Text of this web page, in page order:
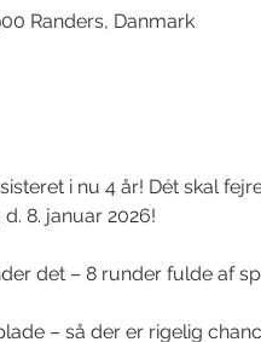
Randers, Danmark
i nu 4 år! Dét skal
8. januar 2026!
det – 8 runder fulde af
– så der er rigelig